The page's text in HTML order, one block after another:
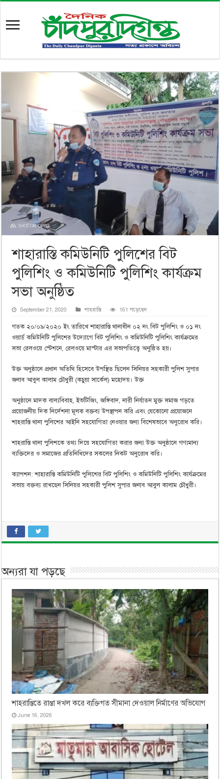
শাহারাস্তি কমিউনিটি পুলিশের বিট
পুলিশিং ও কমিউনিটি পুলিশিং কার্যক্রম
সভা অনুষ্ঠিত
September 21, 2020 শাহরাস্তি 161 পড়েছেন
গতক ২০/০৯/২০২০ ইং তারিখে শাহারাস্তি থানাধীন ০২ নং বিট পুলিশিং ও ০১ নং
ওয়ার্ড কমিউনিটি পুলিশের উদ্যোগে বিট পুলিশিং ও কমিউনিটি পুলিশিং কার্যক্রমের
সভা রেলওয়ে স্টেশনে, রেলওয়ে মাস্টার এর সভাপতিত্বে অনুষ্ঠিত হয়।
উক্ত অনুষ্ঠানে প্রধান অতিথি হিসেবে উপস্থিত ছিলেন সিনিয়র সহকারী পুলিশ সুপার
জনাব আবুল কালাম চৌধুরী (কচুয়া সার্কেল) মহোদয়। উক্ত
অনুষ্ঠানে মাদক বাল্যবিবাহ, ইভটিজিং, জঙ্গিবাদ, নারী নির্যাতন মুক্ত সমাজ গড়তে
প্রয়োজনীয় দিক নির্দেশনা মূলক বক্তব্য উপস্থাপন করি এবং যেকোনো প্রয়োজনে
শাহরাস্তি থানা পুলিশের আইনি সহযোগিতা নেওয়ার জন্য বিশেষভাবে অনুরোধ করি।
শাহরাস্তি থানা পুলিশকে তথ্য দিয়ে সহযোগিতা করার জন্য উক্ত অনুষ্ঠানে গণ্যমান্য
ব্যক্তিদের ও সমাজের প্রতিনিধিদের সকলের নিকট অনুরোধ করি।
ক্যাপশন: শাহারাস্তি কমিউনিটি পুলিশের বিট পুলিশিং ও কমিউনিটি পুলিশিং কার্যক্রমের
সভায় বক্তব্য রাখছেন সিনিয়র সহকারী পুলিশ সুপার জনাব আবুল কালাম চৌধুরী।
অন্যরা যা পড়ছে
শাহরাস্তিতে রাস্তা দখল করে ব্যক্তিগত সীমানা দেওয়াল নির্মাণের অভিযোগ
June 16, 2026